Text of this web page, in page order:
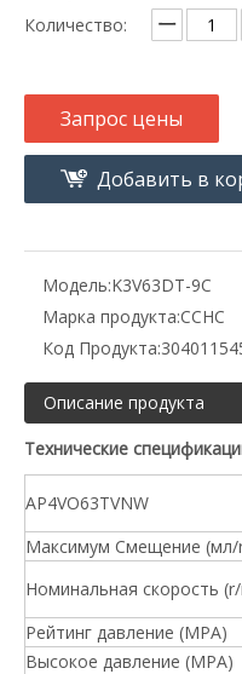
Количество:
Запрос цены
Добавить в
Модель:K3V63DT-9C
Марка продукта:CCHC
Код Продукта:
Описание продукта
Технические
AP4VO63TVNW
Максимум Смещение (мл/
Номинальная скорость
Рейтинг давление (MPA)
Высокое давление (MPA)